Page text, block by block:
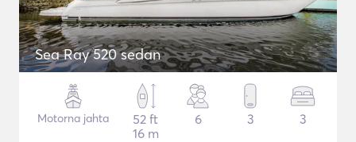
Sea Ray 520 sedan
Motorna jahta
52 ft
16 m
6 3 3